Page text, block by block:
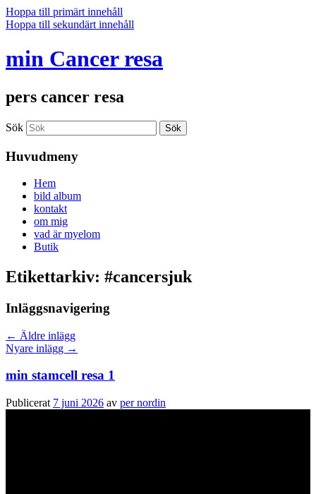
Hoppa till primärt innehåll
Hoppa till sekundärt innehåll
min Cancer resa
pers cancer resa
Sök
Huvudmeny
Hem
bild album
kontakt
om mig
vad är myelom
Butik
Etikettarkiv: #cancersjuk
Inläggsnavigering
← Äldre inlägg
Nyare inlägg →
min stamcell resa 1
Publicerat 7 juni 2026 av per nordin